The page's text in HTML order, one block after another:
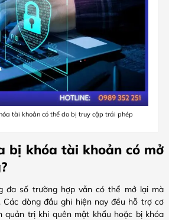
tài khoản có thể do bị truy cập trái phép
bị khóa tài khoản có mở
đa số trường hợp vẫn có thể mở lại mà
Các dòng đầu ghi hiện nay đều hỗ trợ cơ
quản trị khi quên mật khẩu hoặc bị khóa